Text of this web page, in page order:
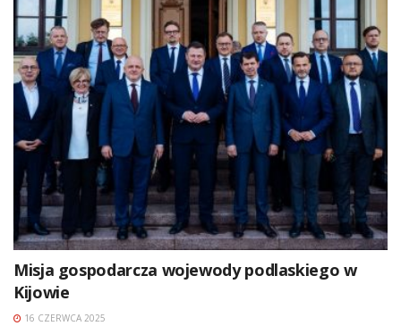
Misja gospodarcza wojewody podlaskiego w
Kijowie
16 CZERWCA 2025